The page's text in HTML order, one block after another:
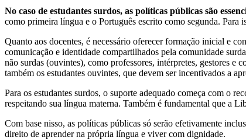
No caso de estudantes surdos, as políticas públicas são
como primeira língua e o Português escrito como segunda. Para
Quanto aos docentes, é necessário oferecer formação inicial e
comunicação e identidade compartilhados pela comunidade
não surdas (ouvintes), como professores, intérpretes, gestores
também os estudantes ouvintes, que devem ser incentivados a
Para os estudantes surdos, o suporte adequado começa com o
respeitando sua língua materna. Também é fundamental que a
Com base nisso, as políticas públicas só serão efetivamente
direito de aprender na própria língua e viver com dignidade.